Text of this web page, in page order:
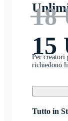
18
15
Per creatori
richiedono
Tutto in